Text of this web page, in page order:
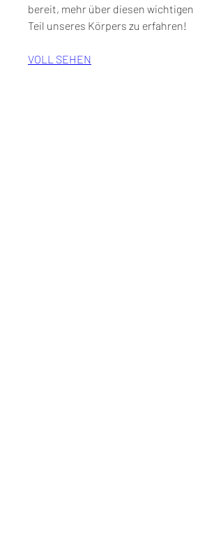
bereit, mehr über diesen wichtigen
Teil unseres Körpers zu erfahren!
VOLL SEHEN